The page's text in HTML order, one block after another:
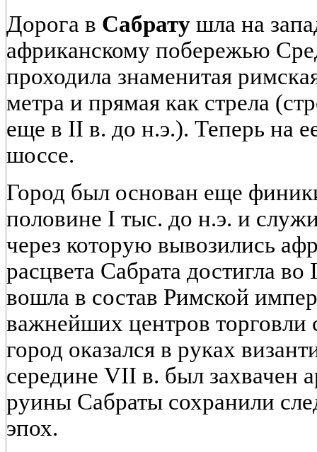
Дорога в Сабрату шла на
африканскому побережью
проходила знаменитая
метра и прямая как стрела
еще в II в. до н.э.). Теперь на
шоссе.
Город был основан еще
половине I тыс. до н.э. и
через которую вывозились
расцвета Сабрата достигла
вошла в состав Римской
важнейших центров
город оказался в руках
середине VII в. был захвачен
руины Сабраты сохранили
эпох.